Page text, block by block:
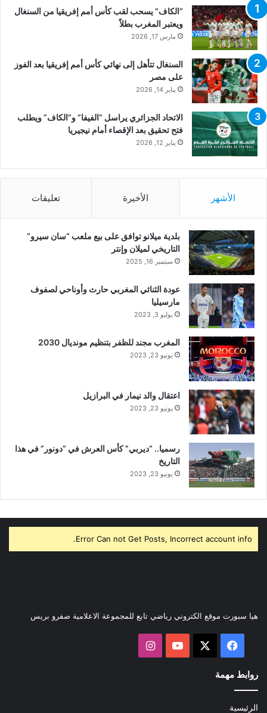
“الكاف” يسحب لقب كأس أمم إفريقيا من السنغال
ويعتبر المغرب بطلاً
مارس 17, 2026
السنغال تتأهل إلى نهائي كأس أمم إفريقيا بعد الفوز
على مصر
يناير 14, 2026
الاتحاد الجزائري يراسل “الفيفا” و”الكاف” ويطلب
فتح تحقيق بعد الإقصاء أمام نيجيريا
يناير 12, 2026
الأشهر الأخيرة تعليقات
بلدية ميلانو توافق على بيع ملعب “سان سيرو”
التاريخي لميلان وإنتر
سبتمبر 16, 2025
عودة الثنائي المغربي حارث وأوناحي لصفوف
مارسيليا
يوليو 3, 2023
المغرب مجند للظفر بتنظيم مونديال 2030
يونيو 23, 2023
اعتقال والد نيمار في البرازيل
يونيو 23, 2023
رسميا.. “ديربي” كأس العرش في “دونور” في هذا
التاريخ
يونيو 23, 2023
Error Can not Get Posts, Incorrect account info.
هيا سبورت موقع الكتروني رياضي تابع للمجموعة الاعلامية صفرو بريس
فيسبوك ‫YouTube
روابط مهمة
الرئيسية